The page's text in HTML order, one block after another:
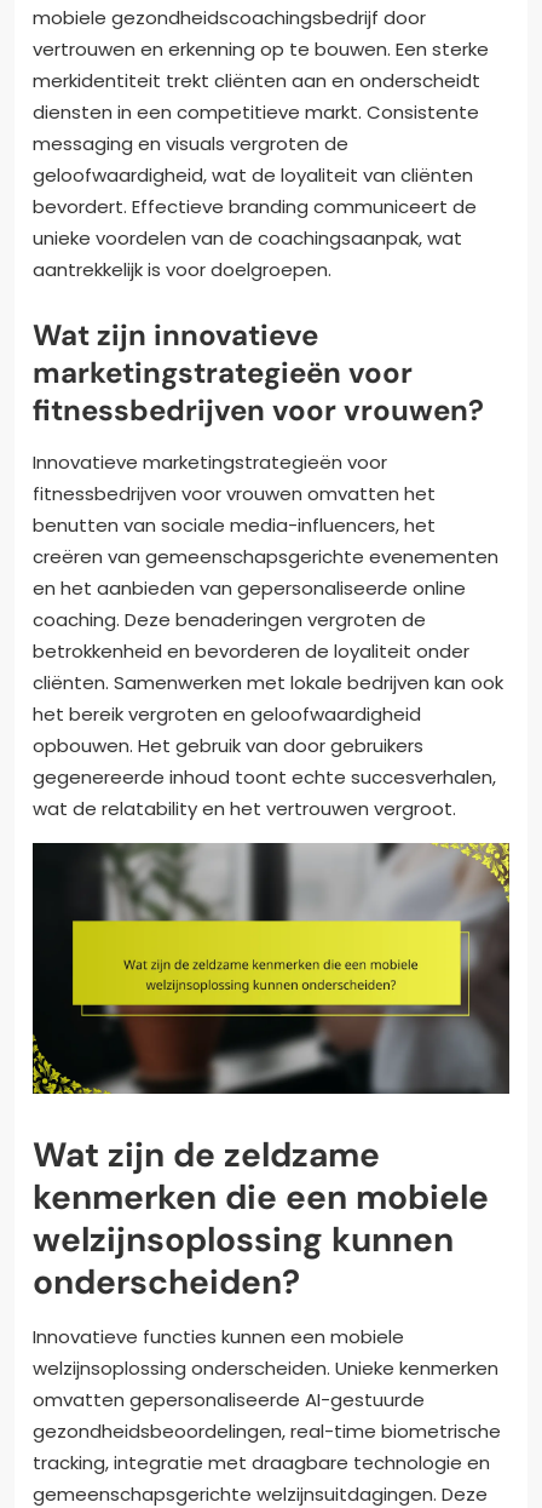
mobiele gezondheidscoachingsbedrijf door
vertrouwen en erkenning op te bouwen. Een sterke
merkidentiteit trekt cliënten aan en onderscheidt
diensten in een competitieve markt. Consistente
messaging en visuals vergroten de
geloofwaardigheid, wat de loyaliteit van cliënten
bevordert. Effectieve branding communiceert de
unieke voordelen van de coachingsaanpak, wat
aantrekkelijk is voor doelgroepen.
Wat zijn innovatieve
marketingstrategieën voor
fitnessbedrijven voor vrouwen?
Innovatieve marketingstrategieën voor
fitnessbedrijven voor vrouwen omvatten het
benutten van sociale media-influencers, het
creëren van gemeenschapsgerichte evenementen
en het aanbieden van gepersonaliseerde online
coaching. Deze benaderingen vergroten de
betrokkenheid en bevorderen de loyaliteit onder
cliënten. Samenwerken met lokale bedrijven kan ook
het bereik vergroten en geloofwaardigheid
opbouwen. Het gebruik van door gebruikers
gegenereerde inhoud toont echte succesverhalen,
wat de relatability en het vertrouwen vergroot.
Wat zijn de zeldzame
kenmerken die een mobiele
welzijnsoplossing kunnen
onderscheiden?
Innovatieve functies kunnen een mobiele
welzijnsoplossing onderscheiden. Unieke kenmerken
omvatten gepersonaliseerde AI-gestuurde
gezondheidsbeoordelingen, real-time biometrische
tracking, integratie met draagbare technologie en
gemeenschapsgerichte welzijnsuitdagingen. Deze